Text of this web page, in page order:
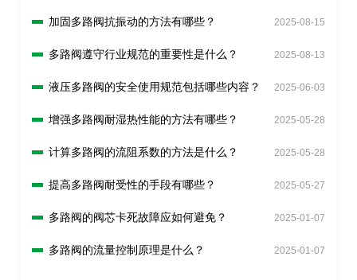
加固多路阀抗振动的方法有哪些？ 2025-08-15
多路阀遵守行业规范的重要性是什么？ 2025-08-13
液压多路阀的安全使用规范包括哪些内容？ 2025-06-03
增强多路阀耐湿热性能的方法有哪些？ 2025-05-28
计算多路阀的流阻系数的方法是什么？ 2025-05-28
提高多路阀耐受性的手段有哪些？ 2025-05-27
多路阀的阀芯卡死故障应如何避免？ 2025-01-07
多路阀的流量控制原理是什么？ 2025-01-07